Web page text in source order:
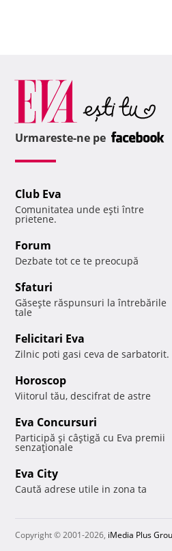
Urmareste-ne pe
Club Eva
Comunitatea unde eşti între
prietene.
Forum
Dezbate tot ce te preocupă
Sfaturi
Găseşte răspunsuri la întrebările
tale
Felicitari Eva
Zilnic poti gasi ceva de sarbatorit.
Horoscop
Viitorul tău, descifrat de astre
Eva Concursuri
Participă şi câştigă cu Eva premii
senzaţionale
Eva City
Caută adrese utile in zona ta
Copyright © 2001-2026, iMedia Plus